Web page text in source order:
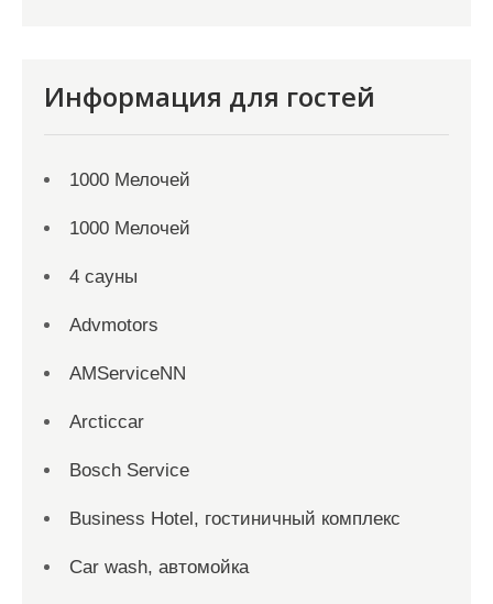
Информация для гостей
1000 Мелочей
1000 Мелочей
4 сауны
Advmotors
AMServiceNN
Arcticcar
Bosch Service
Business Hotel, гостиничный комплекс
Car wash, автомойка